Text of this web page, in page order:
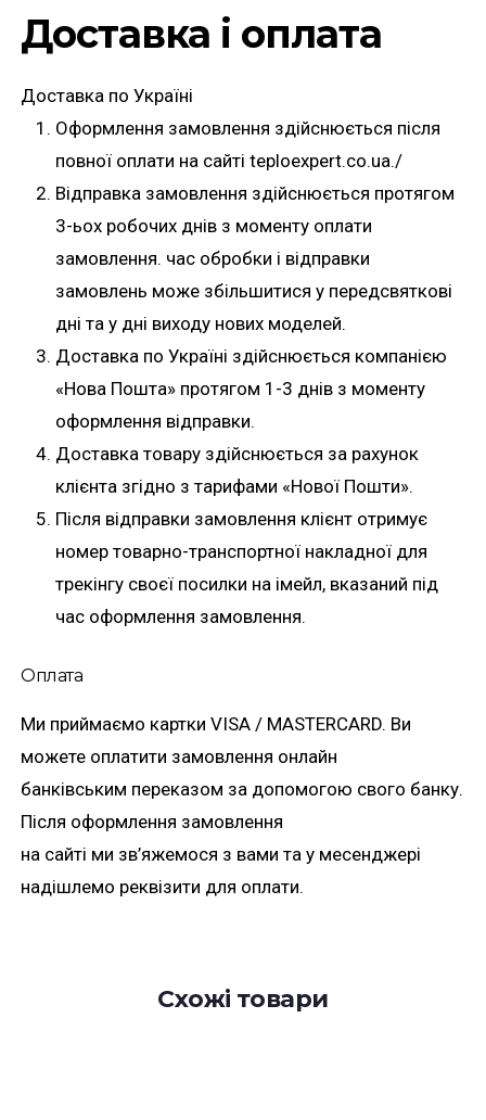
Доставка і оплата
Доставка по Україні
Оформлення замовлення здійснюється після
повної оплати на сайті teploexpert.co.ua./
Відправка замовлення здійснюється протягом
3-ьох робочих днів з моменту оплати
замовлення. час обробки і відправки
замовлень може збільшитися у передсвяткові
дні та у дні виходу нових моделей.
Доставка по Україні здійснюється компанією
«Нова Пошта» протягом 1-3 днів з моменту
оформлення відправки.
Доставка товару здійснюється за рахунок
клієнта згідно з тарифами «Нової Пошти».
Після відправки замовлення клієнт отримує
номер товарно-транспортної накладної для
трекінгу своєї посилки на імейл, вказаний під
час оформлення замовлення.
Оплата
Ми приймаємо картки VISA / MASTERCARD. Ви
можете оплатити замовлення онлайн
банківським переказом за допомогою свого банку.
Після оформлення замовлення
на сайті ми зв’яжемося з вами та у месенджері
надішлемо реквізити для оплати.
Схожі товари